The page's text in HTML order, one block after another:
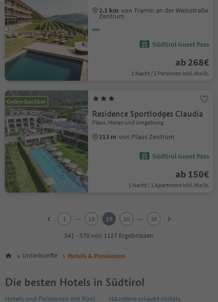
2.1 km von Tramin an der Weinstraße
Zentrum
Südtirol Guest Pass
ab 268€
1 Nacht / 2 Personen Inkl. MwSt.
Online buchbar
Residence Sportlodges Claudia
Plaus, Meran und Umgebung
213 m von Plaus Zentrum
Südtirol Guest Pass
ab 150€
1 Nacht / 1 Apartment Inkl. MwSt.
6
9
1 ... 18 19 20 ...
38
541 - 570 von 1127 Ergebnissen
Unterkünfte Hotels & Pensionen
Die besten Hotels in Südtirol
Hotels und Pensionen mit Pool
Haustiere erlaubt-Hotels